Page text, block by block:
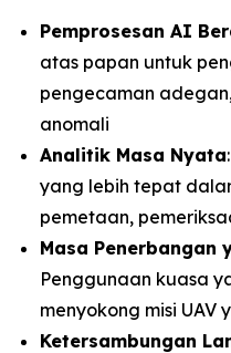
Pemprosesan AI
atas papan untuk
pengecaman
anomali
Analitik Masa Nyata
yang lebih tepat
pemetaan,
Masa Penerbangan
Penggunaan kuasa
menyokong misi UAV
Ketersambungan